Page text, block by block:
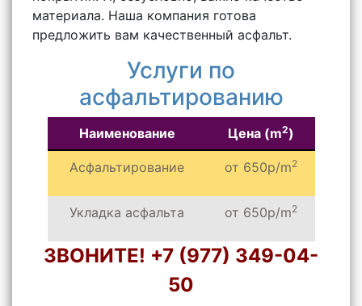
материала. Наша компания готова
предложить вам качественный асфальт.
Услуги по
асфальтированию
Наименование Цена (m2)
Асфальтирование от 650р/m2
Укладка асфальта от 650р/m2
ЗВОНИТЕ! +7 (977) 349-04-
50